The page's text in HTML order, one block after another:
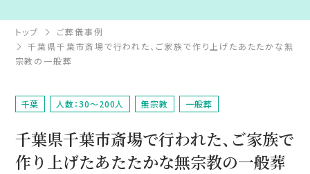
トップ
ご葬儀事例
千葉県千葉市斎場で行われた、ご家族で作り上げたあたたかな無
宗教の一般葬
千葉 人数：30～200人 無宗教 一般葬
千葉県千葉市斎場で行われた、ご家族で
作り上げたあたたかな無宗教の一般葬